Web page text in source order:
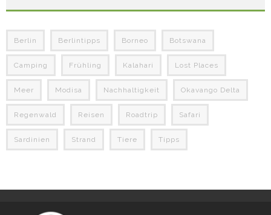
Berlin Berlintipps Borneo Botswana
Camping Frühling Kalahari Lost Places
Meer Modisa Nachhaltigkeit Okavango Delta
Regenwald Reisen Roadtrip Safari
Sardinien Strand Tiere Tipps